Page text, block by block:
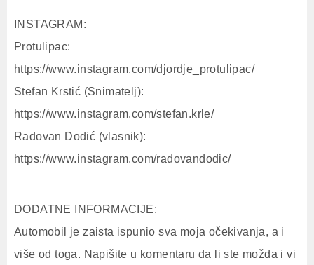
INSTAGRAM:
Protulipac:
https://www.instagram.com/djordje_protulipac/
Stefan Krstić (Snimatelj):
https://www.instagram.com/stefan.krle/
Radovan Dodić (vlasnik):
https://www.instagram.com/radovandodic/
DODATNE INFORMACIJE:
Automobil je zaista ispunio sva moja očekivanja, a i
više od toga. Napišite u komentaru da li ste možda i vi